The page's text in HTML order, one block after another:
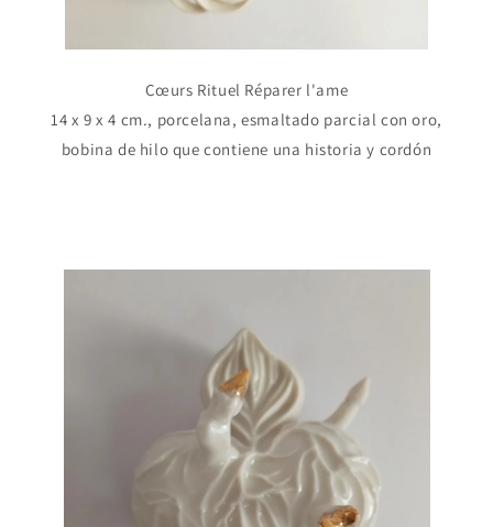
Cœurs Rituel Réparer l'ame
14 x 9 x 4 cm., porcelana, esmaltado parcial con oro,
bobina de hilo que contiene una historia y cordón